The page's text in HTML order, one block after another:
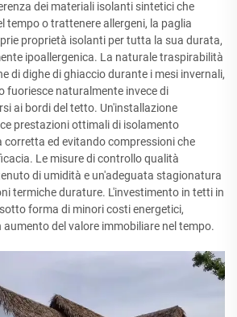
dei materiali isolanti sintetici che
tempo o trattenere allergeni, la paglia
proprietà isolanti per tutta la sua durata,
ipoallergenica. La naturale traspirabilità
di dighe di ghiaccio durante i mesi invernali,
fuoriesce naturalmente invece di
ai bordi del tetto. Un'installazione
prestazioni ottimali di isolamento
corretta ed evitando compressioni che
Le misure di controllo qualità
di umidità e un'adeguata stagionatura
termiche durature. L'investimento in tetti in
forma di minori costi energetici,
del valore immobiliare nel tempo.